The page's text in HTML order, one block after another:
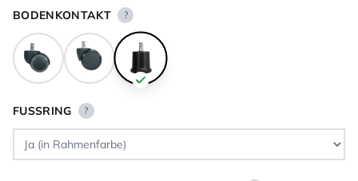
BODENKONTAKT ?
FUSSRING ?